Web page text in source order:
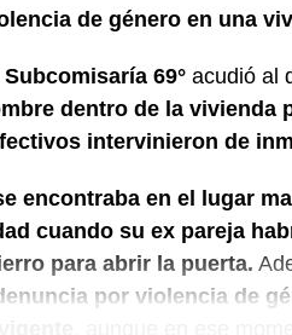
de género en una
69° acudió al
dentro de la vivienda
intervinieron de
encontraba en el lugar
cuando su ex pareja
para abrir la puerta.
por violencia de